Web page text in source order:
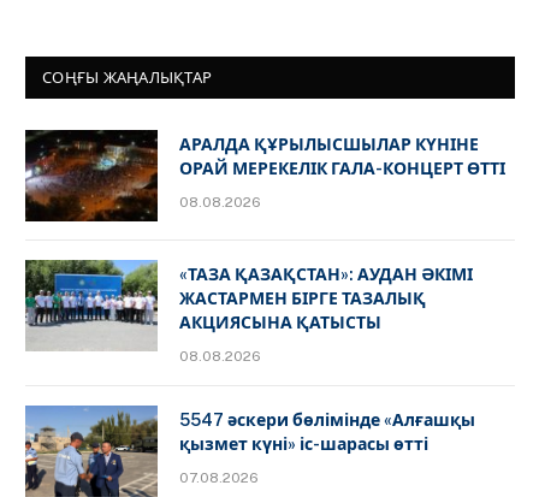
СОҢҒЫ ЖАҢАЛЫҚТАР
АРАЛДА ҚҰРЫЛЫСШЫЛАР КҮНІНЕ
ОРАЙ МЕРЕКЕЛІК ГАЛА-КОНЦЕРТ ӨТТІ
08.08.2026
«ТАЗА ҚАЗАҚСТАН»: АУДАН ӘКІМІ
ЖАСТАРМЕН БІРГЕ ТАЗАЛЫҚ
АКЦИЯСЫНА ҚАТЫСТЫ
08.08.2026
5547 әскери бөлімінде «Алғашқы
қызмет күні» іс-шарасы өтті
07.08.2026